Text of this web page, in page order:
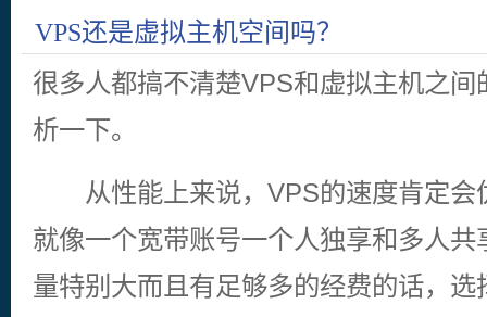
VPS还是虚拟主机空间吗？
很多人都搞不清楚VPS和虚拟主机之
析一下。
从性能上来说，VPS的速度肯定会
就像一个宽带账号一个人独享和多人
量特别大而且有足够多的经费的话，